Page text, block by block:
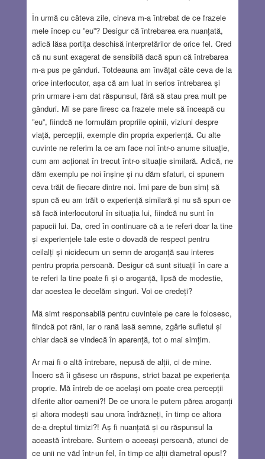
În urmă cu câteva zile, cineva m-a întrebat de ce frazele
mele încep cu ”eu”? Desigur că întrebarea era nuanțată,
adică lăsa portița deschisă interpretărilor de orice fel. Cred
că nu sunt exagerat de sensibilă dacă spun că întrebarea
m-a pus pe gânduri. Totdeauna am învățat câte ceva de la
orice interlocutor, așa că am luat in serios întrebarea și
prin urmare i-am dat răspunsul, fără să stau prea mult pe
gânduri. Mi se pare firesc ca frazele mele să înceapă cu
”eu”, fiindcă ne formulăm propriile opinii, viziuni despre
viață, percepții, exemple din propria experiență. Cu alte
cuvinte ne referim la ce am face noi într-o anume situație,
cum am acționat în trecut într-o situație similară. Adică, ne
dăm exemplu pe noi înșine și nu dăm sfaturi, ci spunem
ceva trăit de fiecare dintre noi. Îmi pare de bun simț să
spun că eu am trăit o experiență similară și nu să spun ce
să facă interlocutorul în situația lui, fiindcă nu sunt în
papucii lui. Da, cred în continuare că a te referi doar la tine
și experiențele tale este o dovadă de respect pentru
ceilalți și nicidecum un semn de aroganță sau interes
pentru propria persoană. Desigur că sunt situații în care a
te referi la tine poate fi și o aroganță, lipsă de modestie,
dar acestea le decelăm singuri. Voi ce credeți?
Mă simt responsabilă pentru cuvintele pe care le folosesc,
fiindcă pot răni, iar o rană lasă semne, zgârie sufletul și
chiar dacă se vindecă în aparență, tot o mai simțim.
Ar mai fi o altă întrebare, nepusă de alții, ci de mine.
Încerc să îi găsesc un răspuns, strict bazat pe experiența
proprie. Mă întreb de ce același om poate crea percepții
diferite altor oameni?! De ce unora le putem părea aroganți
și altora modești sau unora îndrăzneți, în timp ce altora
de-a dreptul timizi?! Aș fi nuanțată și cu răspunsul la
această întrebare. Suntem o aceeași persoană, atunci de
ce unii ne văd într-un fel, în timp ce alții diametral opus!?